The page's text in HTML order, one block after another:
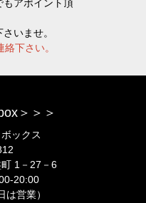
もアポイント頂
いませ。
下さい。
＞＞＞
ックス
1－27－6
20:00
は営業）